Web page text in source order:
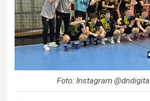
Foto: Instagram